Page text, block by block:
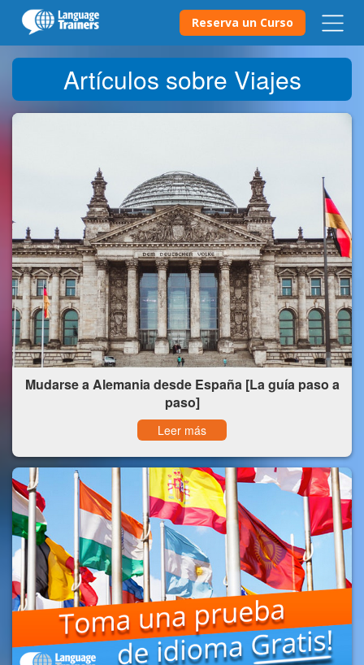
Reserva un Curso
Artículos sobre Viajes
Mudarse a Alemania desde España [La guía paso a
paso]
Leer más